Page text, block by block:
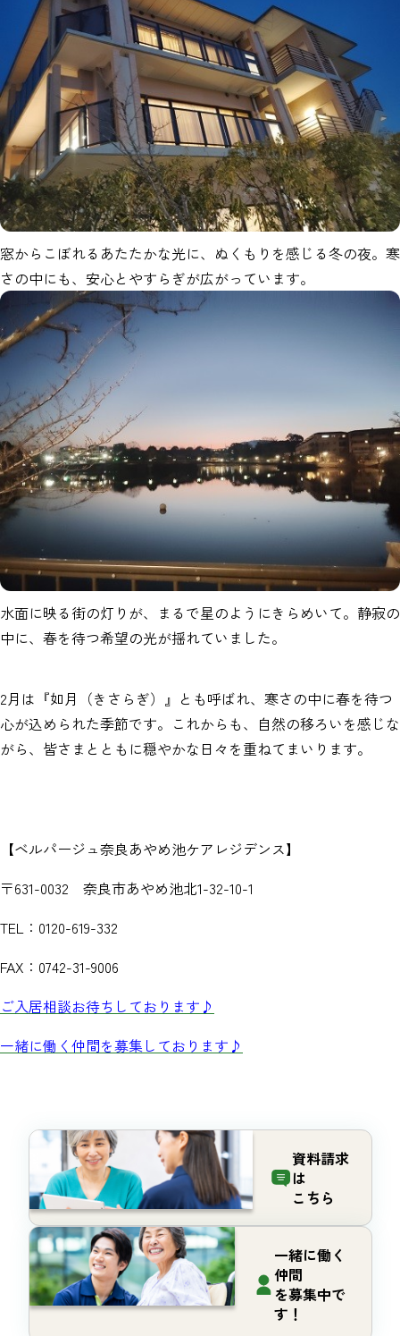
窓からこぼれるあたたかな光に、ぬくもりを感じる冬の夜。寒
さの中にも、安心とやすらぎが広がっています。
水面に映る街の灯りが、まるで星のようにきらめいて。静寂の
中に、春を待つ希望の光が揺れていました。
2月は『如月（きさらぎ）』とも呼ばれ、寒さの中に春を待つ
心が込められた季節です。これからも、自然の移ろいを感じな
がら、皆さまとともに穏やかな日々を重ねてまいります。
【ベルパージュ奈良あやめ池ケアレジデンス】
〒631-0032 奈良市あやめ池北1-32-10-1
TEL：0120-619-332
FAX：0742-31-9006
ご入居相談お待ちしております♪
一緒に働く仲間を募集しております♪
資料請求
は
こちら
一緒に働く
仲間
を募集中で
す！